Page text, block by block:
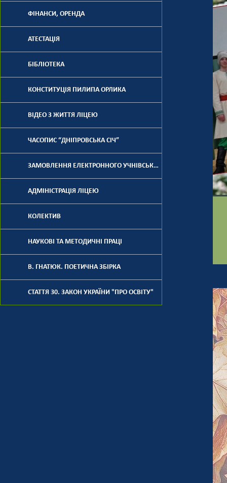
ФІНАНСИ, ОРЕНДА
АТЕСТАЦІЯ
БІБЛІОТЕКА
КОНСТИТУЦІЯ ПИЛИПА ОРЛИКА
ВІДЕО З ЖИТТЯ ЛІЦЕЮ
ЧАСОПИС “ДНІПРОВСЬКА СІЧ”
ЗАМОВЛЕННЯ ЕЛЕКТРОННОГО УЧНІВСЬКОГО КВИТКА
АДМІНІСТРАЦІЯ ЛІЦЕЮ
КОЛЕКТИВ
НАУКОВІ ТА МЕТОДИЧНІ ПРАЦІ
В. ГНАТЮК. ПОЕТИЧНА ЗБІРКА
СТАТТЯ 30. ЗАКОН УКРАЇНИ "ПРО ОСВІТУ"